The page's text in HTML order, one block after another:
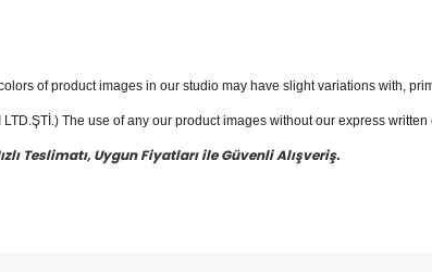
of product images in our studio may have slight variations with,
LTD.ŞTİ.) The use of any our product images without our express
Teslimatı, Uygun Fiyatları ile Güvenli Alışveriş.